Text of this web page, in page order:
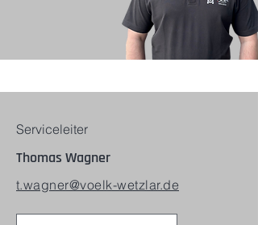
Serviceleiter
Thomas Wagner
t.wagner@voelk-wetzlar.de